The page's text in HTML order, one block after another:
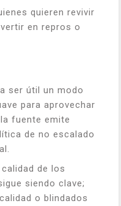
quieren revivir
en repros o
ser útil un modo
para aprovechar
fuente emite
de no escalado
de los
siendo clave;
o blindados